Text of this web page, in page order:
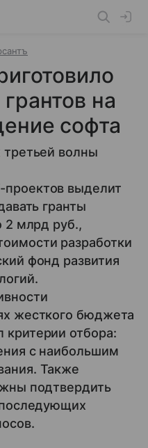
на
софта
третьей волны
выделит
гранты
2 млрд руб.,
разработки
фонд развития
жесткого бюджета
отбора:
с наибольшим
Также
подтвердить